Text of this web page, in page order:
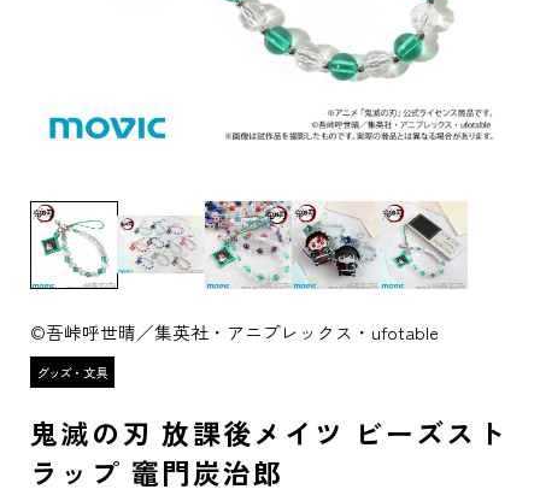
©吾峠呼世晴／集英社・アニプレックス・ufotable
鬼滅の刃 放課後メイツ ビーズスト
ラップ 竈門炭治郎